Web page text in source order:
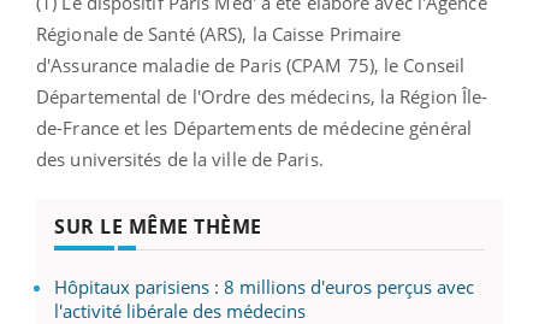
Régionale de Santé (ARS), la Caisse Primaire
d'Assurance maladie de Paris (CPAM 75), le Conseil
Départemental de l'Ordre des médecins, la Région Île-
de-France et les Départements de médecine général
des universités de la ville de Paris.
SUR LE MÊME THÈME
Hôpitaux parisiens : 8 millions d'euros perçus avec
l'activité libérale des médecins